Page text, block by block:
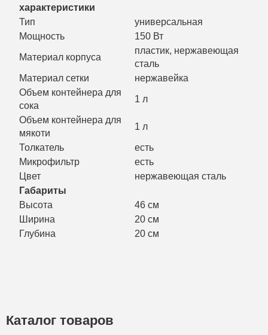
характеристики
Тип
универсальная
Мощность
150 Вт
Материал корпуса
пластик, нержавеющая
сталь
Материал сетки
нержавейка
Объем контейнера для
сока
1 л
Объем контейнера для
мякоти
1 л
Толкатель
есть
Микрофильтр
есть
Цвет
нержавеющая сталь
Габариты
Высота
46 см
Ширина
20 см
Глубина
20 см
Каталог товаров